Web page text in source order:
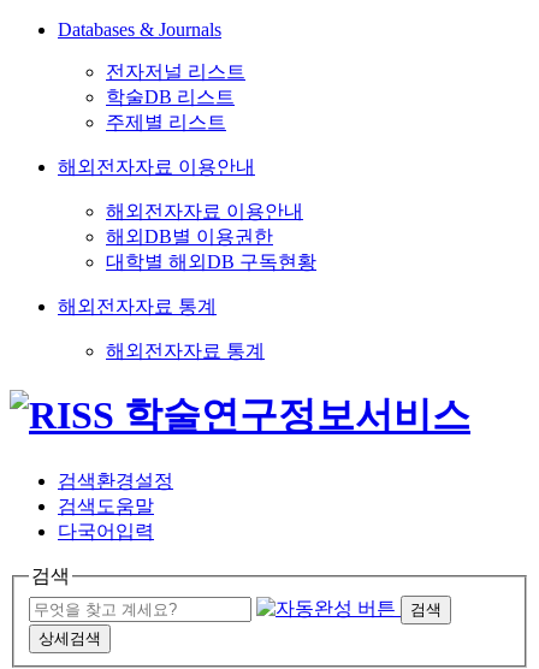
Databases & Journals
전자저널 리스트
학술DB 리스트
주제별 리스트
해외전자자료 이용안내
해외전자자료 이용안내
해외DB별 이용권한
대학별 해외DB 구독현황
해외전자자료 통계
해외전자자료 통계
검색환경설정
검색도움말
다국어입력
검색
검색
상세검색